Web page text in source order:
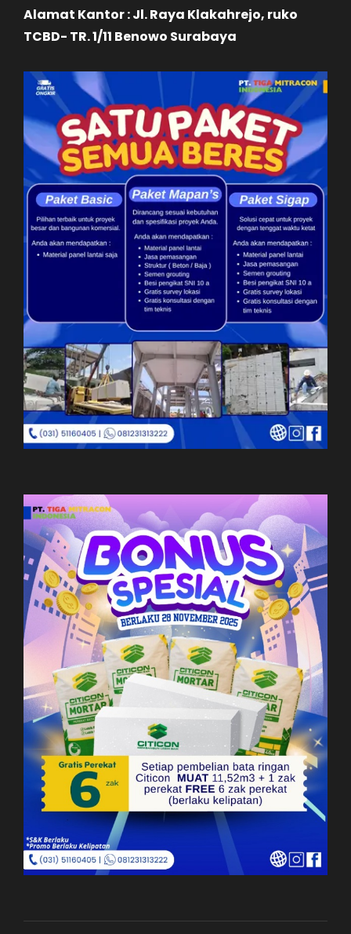
Alamat Kantor : Jl. Raya Klakahrejo, ruko
TCBD- TR. 1/11 Benowo Surabaya